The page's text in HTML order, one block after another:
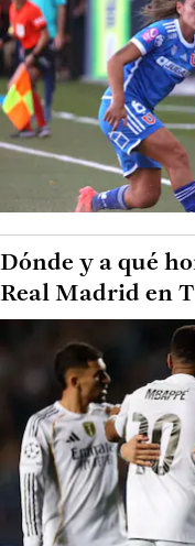
Dónde y a qué
Real Madrid en